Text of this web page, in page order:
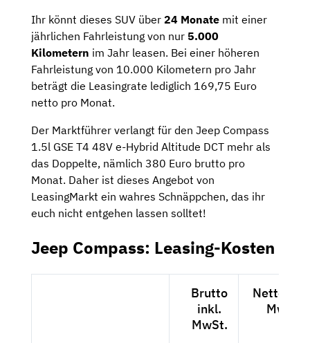
Ihr könnt dieses SUV über 24 Monate mit einer
jährlichen Fahrleistung von nur 5.000
Kilometern im Jahr leasen. Bei einer höheren
Fahrleistung von 10.000 Kilometern pro Jahr
beträgt die Leasingrate lediglich 169,75 Euro
netto pro Monat.
Der Marktführer verlangt für den Jeep Compass
1.5l GSE T4 48V e-Hybrid Altitude DCT mehr als
das Doppelte, nämlich 380 Euro brutto pro
Monat. Daher ist dieses Angebot von
LeasingMarkt ein wahres Schnäppchen, das ihr
euch nicht entgehen lassen solltet!
Jeep Compass: Leasing-Kosten
Brutto
inkl.
MwSt.
Netto
MwSt.